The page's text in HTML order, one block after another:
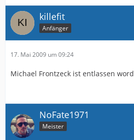
killefit
Anfänger
17. Mai 2009 um 09:24
Michael Frontzeck ist entlassen
NoFate1971
Meister